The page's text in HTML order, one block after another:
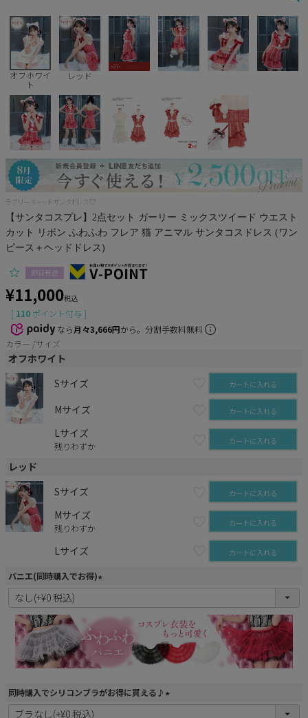
悪魔
花魁
ゾンビ
サンタ
コスプレ小物
オフホワイ
ト
レッド
ラブリーキャットサンタドレス♡
【サンタコスプレ】2点セット ガーリー ミックスツイード ウエスト
カット リボン ふわふわ フレア 猫 アニマル サンタコスドレス (ワン
ピース＋ヘッドドレス)
即日発送
¥11,000税込
[ 110 ポイント付与 ]
なら月々3,666円から。分割手数料無料
カラー
サイズ
オフホワイト
Sサイズ
カートに入れる
Mサイズ カートに入れる
Lサイズ
残りわずか カートに入れる
レッド
Sサイズ
カートに入れる
Mサイズ
残りわずか カートに入れる
Lサイズ カートに入れる
パニエ(同時購入でお得)
(
須
)
同時購入でシリコンブラがお得に買える♪
(